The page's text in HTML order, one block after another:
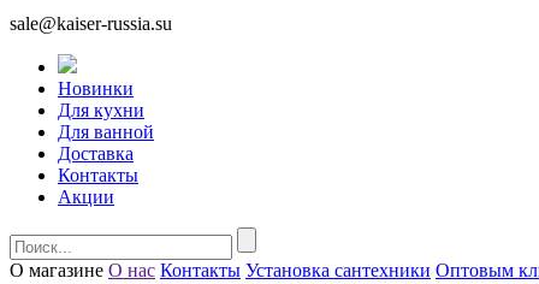
sale@kaiser-russia.su
Новинки
Для кухни
Для ванной
Доставка
Контакты
Акции
О магазине О нас Контакты Установка сантехники Оптовым